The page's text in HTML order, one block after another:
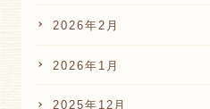
2026年2月
2026年1月
2025年12月